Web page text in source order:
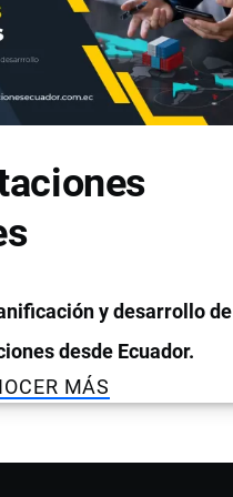
y desarrollo de
desde Ecuador.
MÁS